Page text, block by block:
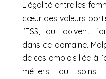
L’égalité entre les
cœur des valeurs
l’ESS, qui doivent
dans ce domaine.
de ces emplois liée à
métiers du soins